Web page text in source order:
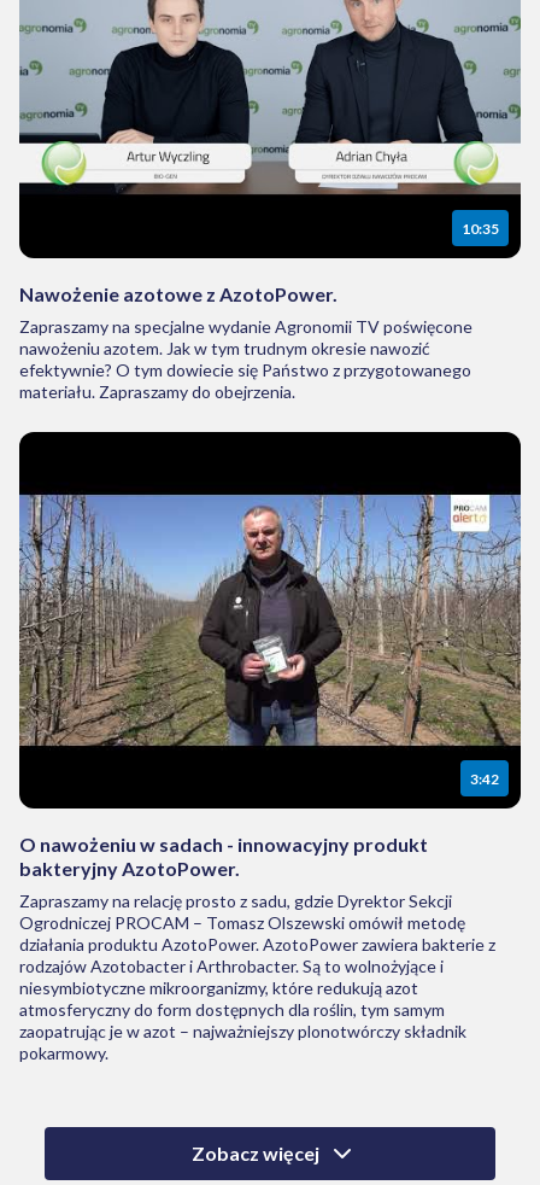
10:35
Nawożenie azotowe z AzotoPower.
Zapraszamy na specjalne wydanie Agronomii TV poświęcone
nawożeniu azotem. Jak w tym trudnym okresie nawozić
efektywnie? O tym dowiecie się Państwo z przygotowanego
materiału. Zapraszamy do obejrzenia.
3:42
O nawożeniu w sadach - innowacyjny produkt
bakteryjny AzotoPower.
Zapraszamy na relację prosto z sadu, gdzie Dyrektor Sekcji
Ogrodniczej PROCAM – Tomasz Olszewski omówił metodę
działania produktu AzotoPower. AzotoPower zawiera bakterie z
rodzajów Azotobacter i Arthrobacter. Są to wolnożyjące i
niesymbiotyczne mikroorganizmy, które redukują azot
atmosferyczny do form dostępnych dla roślin, tym samym
zaopatrując je w azot – najważniejszy plonotwórczy składnik
pokarmowy.
Zobacz więcej